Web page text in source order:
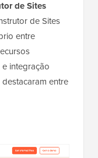
de Sites
de Sites
entre
integração
entre